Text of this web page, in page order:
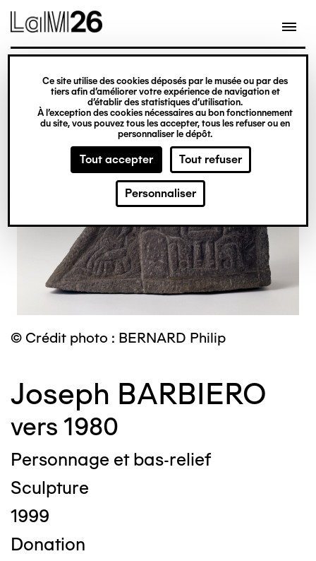
Gestion des cookies
Ce site utilise des cookies déposés par le musée ou par des
tiers afin d’améliorer votre expérience de navigation et
d’établir des statistiques d’utilisation.
À l’exception des cookies nécessaires au bon fonctionnement
du site, vous pouvez tous les accepter, tous les refuser ou en
personnaliser le dépôt.
Tout accepter Tout refuser
Personnaliser
contenu
© Crédit photo : BERNARD Philip
Joseph BARBIERO
vers 1980
Personnage et bas-relief
Sculpture
1999
Donation